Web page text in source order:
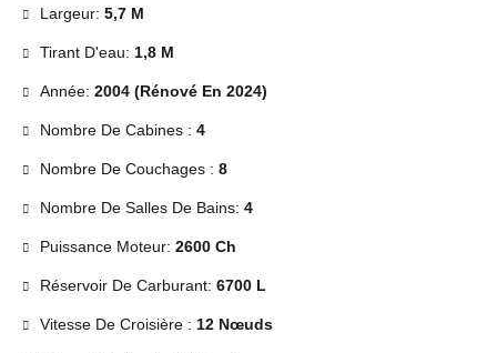
Largeur: 5,7 M
Tirant D'eau: 1,8 M
Année: 2004 (Rénové En 2024)
Nombre De Cabines : 4
Nombre De Couchages : 8
Nombre De Salles De Bains: 4
Puissance Moteur: 2600 Ch
Réservoir De Carburant: 6700 L
Vitesse De Croisière : 12 Nœuds